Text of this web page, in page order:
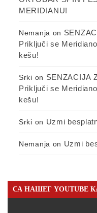
MERIDIANU!
Nemanja on
Priključi se
kešu!
Srki on SENZACIJA
Priključi se
kešu!
Srki on Uzmi
Nemanja on Uzmi
СА НАШЕГ YOUTUBE